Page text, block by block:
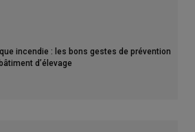
incendie : les bons gestes de prévention
d’élevage